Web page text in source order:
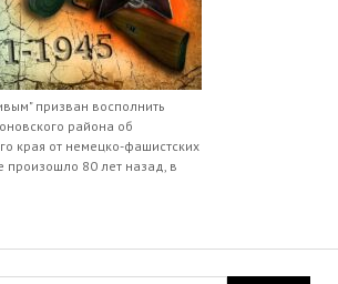
призван восполнить
района об
края от немецко-фашистских
произошло 80 лет назад, в